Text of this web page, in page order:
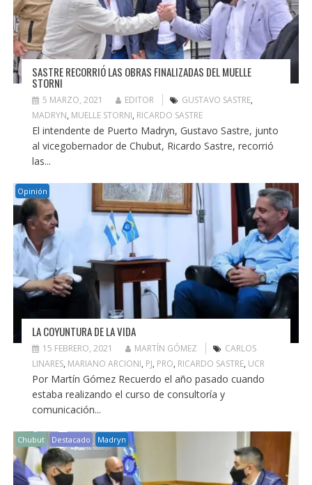
SASTRE RECORRIÓ LAS OBRAS FINALIZADAS DEL MUELLE
STORNI
5 MARZO, 2021 EDITOR GUSTAVO SASTRE,
MADRYN, MUELLE STORNI, RICARDO SASTRE
El intendente de Puerto Madryn, Gustavo Sastre, junto
al vicegobernador de Chubut, Ricardo Sastre, recorrió
las...
Opinión
LA COYUNTURA DE LA VIDA
15 FEBRERO, 2021 MARTÍN GÓMEZ
CARLOS
LINARES, MARIANO ARCIONI, PJ, PRO, RICARDO SASTRE, UCR
Por Martín Gómez Recuerdo el año pasado cuando
estaba realizando el curso de consultoría y
comunicación...
Chubut Destacado Madryn